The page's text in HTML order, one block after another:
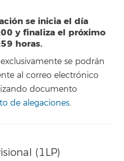
se inicia el día
y finaliza el próximo
horas.
se podrán
al correo electrónico
documento
de alegaciones.
(1LP)